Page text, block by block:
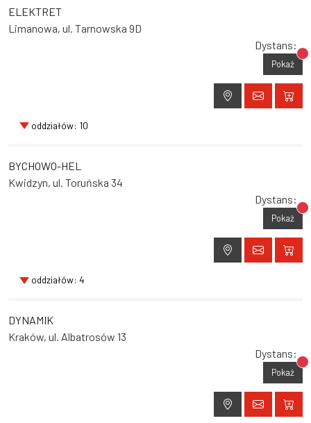
ELEKTRET
Limanowa, ul. Tarnowska 9D
Dystans:
Pokaż
oddziałów: 10
BYCHOWO-HEL
Kwidzyn, ul. Toruńska 34
Dystans:
Pokaż
oddziałów: 4
DYNAMIK
Kraków, ul. Albatrosów 13
Dystans:
Pokaż